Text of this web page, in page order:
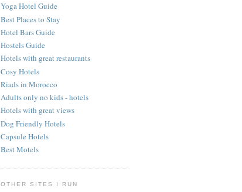
Yoga Hotel Guide
Best Places to Stay
Hotel Bars Guide
Hostels Guide
Hotels with great restaurants
Cosy Hotels
Riads in Morocco
Adults only no kids - hotels
Hotels with great views
Dog Friendly Hotels
Capsule Hotels
Best Motels
OTHER SITES I RUN